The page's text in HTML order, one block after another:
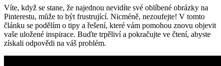
Víte, když se stane, že najednou nevidíte své oblíbené obrázky na
Pinterestu, může to být frustrující. Nicméně, nezoufejte! V tomto
článku se podělím o tipy a řešení, které vám pomohou znovu objevit
vaše uložené inspirace. Buďte trpěliví a pokračujte ve čtení, abyste
získali odpovědi na váš problém.